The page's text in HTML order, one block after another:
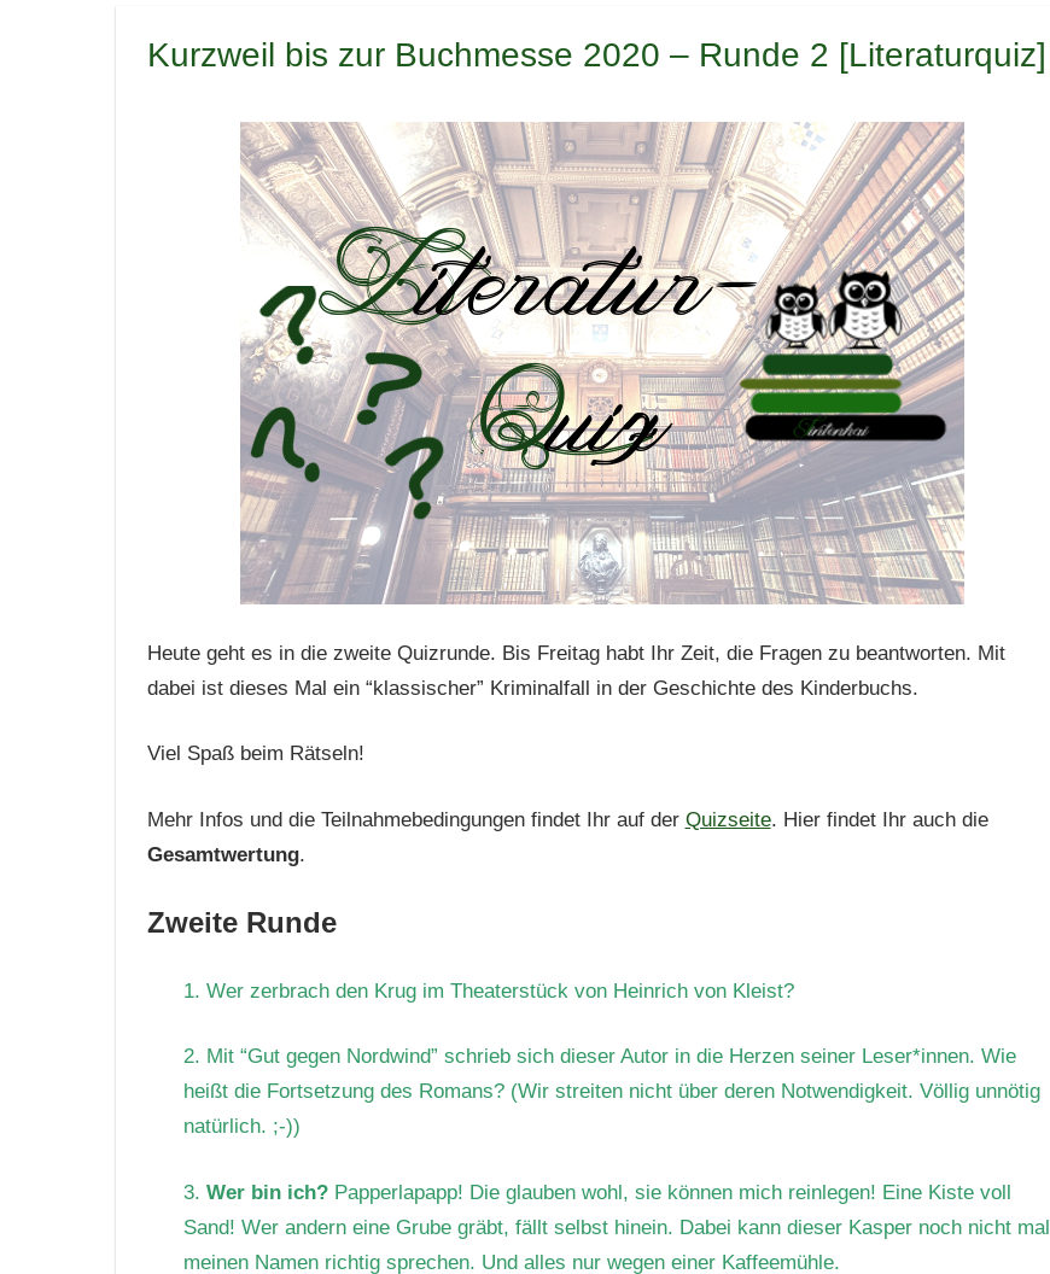
Kurzweil bis zur Buchmesse 2020 – Runde 2 [Literaturquiz]
Heute geht es in die zweite Quizrunde. Bis Freitag habt Ihr Zeit, die Fragen zu beantworten. Mit
dabei ist dieses Mal ein “klassischer” Kriminalfall in der Geschichte des Kinderbuchs.
Viel Spaß beim Rätseln!
Mehr Infos und die Teilnahmebedingungen findet Ihr auf der Quizseite. Hier findet Ihr auch die
Gesamtwertung.
Zweite Runde
1. Wer zerbrach den Krug im Theaterstück von Heinrich von Kleist?
2. Mit “Gut gegen Nordwind” schrieb sich dieser Autor in die Herzen seiner Leser*innen. Wie
heißt die Fortsetzung des Romans? (Wir streiten nicht über deren Notwendigkeit. Völlig unnötig
natürlich. ;-))
3. Wer bin ich? Papperlapapp! Die glauben wohl, sie können mich reinlegen! Eine Kiste voll
Sand! Wer andern eine Grube gräbt, fällt selbst hinein. Dabei kann dieser Kasper noch nicht mal
meinen Namen richtig sprechen. Und alles nur wegen einer Kaffeemühle.